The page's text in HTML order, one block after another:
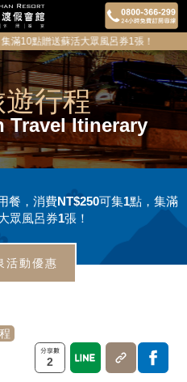
贈送蘇活大眾風呂券1張！ 為維護所
行程
Travel Itinerary
餐，消費NT$250可集1點，集滿
眾風呂券1張！
活動優惠
2